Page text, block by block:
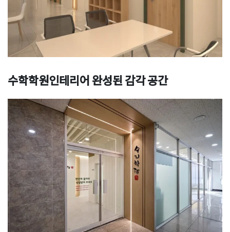
수학학원인테리어 완성된 감각 공간